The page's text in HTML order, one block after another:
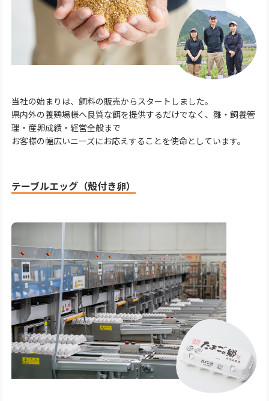
当社の始まりは、飼料の販売からスタートしました。
県内外の養鶏場様へ良質な餌を提供するだけでなく、雛・飼養管
理・産卵成績・経営全般まで
お客様の幅広いニーズにお応えすることを使命としています。
テーブルエッグ（殻付き卵）